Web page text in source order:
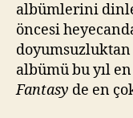
albümlerini
öncesi
albümü bu yıl
Fantasy de en